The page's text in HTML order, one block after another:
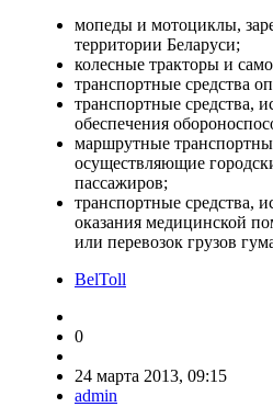
мопеды и мотоциклы,
территории Беларуси;
колесные тракторы и
транспортные средства
транспортные средства,
обеспечения
маршрутные
осуществляющие
пассажиров;
транспортные средства,
оказания медицинской
или перевозок грузов
BelToll
0
24 марта 2013, 09:15
admin